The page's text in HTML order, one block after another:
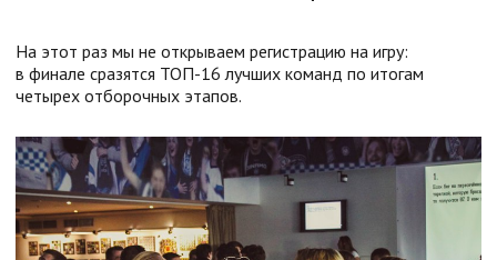
На этот раз мы не открываем регистрацию на игру:
в финале сразятся ТОП-16 лучших команд по итогам
четырех отборочных этапов.